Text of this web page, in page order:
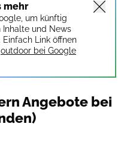
mehr
um künftig
Inhalte und News
Link öffnen
outdoor bei Google
Angebote bei